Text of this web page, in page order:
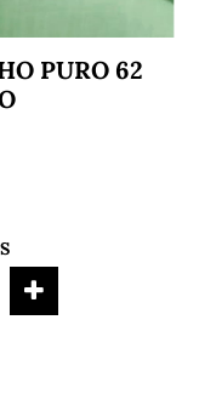
PURO 62